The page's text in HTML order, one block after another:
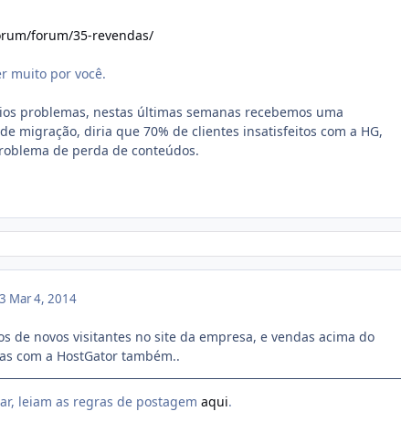
forum/35-revendas/
muito por você.
problemas, nestas últimas semanas recebemos uma
migração, diria que 70% de clientes insatisfeitos com a HG,
de perda de conteúdos.
Mar 4, 2014
de novos visitantes no site da empresa, e vendas acima do
com a HostGator também..
leiam as regras de postagem aqui.